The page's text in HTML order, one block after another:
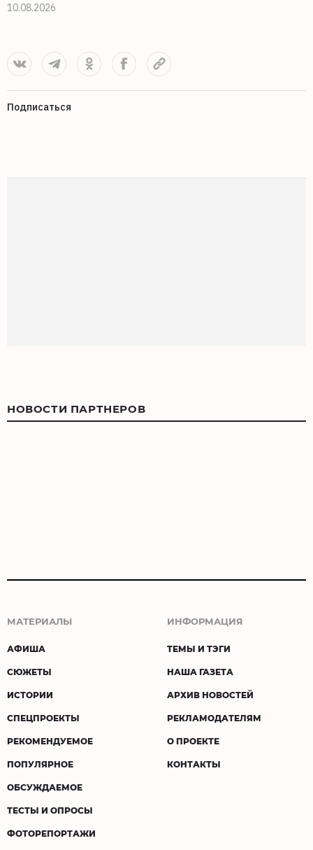
10.08.2026
Подписаться
НОВОСТИ ПАРТНЕРОВ
МАТЕРИАЛЫ
АФИША
СЮЖЕТЫ
ИСТОРИИ
СПЕЦПРОЕКТЫ
РЕКОМЕНДУЕМОЕ
ПОПУЛЯРНОЕ
ОБСУЖДАЕМОЕ
ТЕСТЫ И ОПРОСЫ
ФОТОРЕПОРТАЖИ
ИНФОРМАЦИЯ
ТЕМЫ И ТЭГИ
НАША ГАЗЕТА
АРХИВ НОВОСТЕЙ
РЕКЛАМОДАТЕЛЯМ
О ПРОЕКТЕ
КОНТАКТЫ